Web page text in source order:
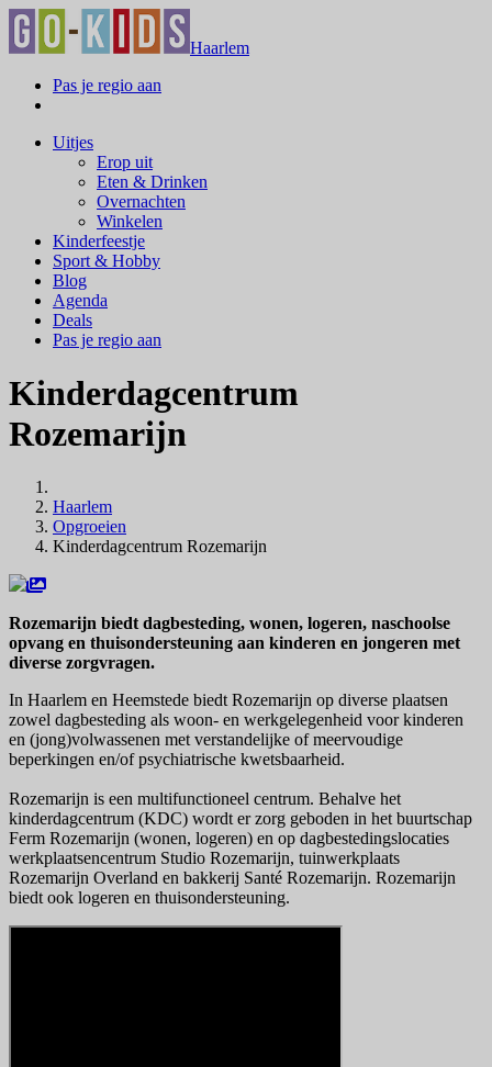
Haarlem
Pas je regio aan
Uitjes
Erop uit
Eten & Drinken
Overnachten
Winkelen
Kinderfeestje
Sport & Hobby
Blog
Agenda
Deals
Pas je regio aan
Kinderdagcentrum
Rozemarijn
Haarlem
Opgroeien
Kinderdagcentrum Rozemarijn
Rozemarijn biedt dagbesteding, wonen, logeren, naschoolse
opvang en thuisondersteuning aan kinderen en jongeren met
diverse zorgvragen.
In Haarlem en Heemstede biedt Rozemarijn op diverse plaatsen
zowel dagbesteding als woon- en werkgelegenheid voor kinderen
en (jong)volwassenen met verstandelijke of meervoudige
beperkingen en/of psychiatrische kwetsbaarheid.
Rozemarijn is een multifunctioneel centrum. Behalve het
kinderdagcentrum (KDC) wordt er zorg geboden in het buurtschap
Ferm Rozemarijn (wonen, logeren) en op dagbestedingslocaties
werkplaatsencentrum Studio Rozemarijn, tuinwerkplaats
Rozemarijn Overland en bakkerij Santé Rozemarijn. Rozemarijn
biedt ook logeren en thuisondersteuning.